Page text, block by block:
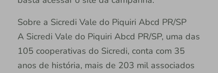
Sobre a Sicredi Vale do Piquiri Abcd PR/SP
A Sicredi Vale do Piquiri Abcd PR/SP, uma das
105 cooperativas do Sicredi, conta com 35
anos de história, mais de 203 mil associados